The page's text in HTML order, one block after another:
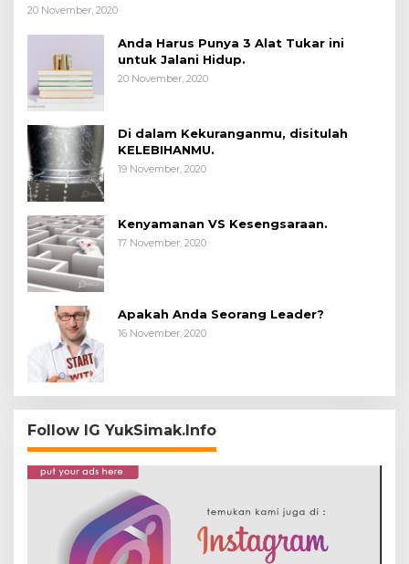
20 November, 2020
Anda Harus Punya 3 Alat Tukar ini
untuk Jalani Hidup.
20 November, 2020
Di dalam Kekuranganmu, disitulah
KELEBIHANMU.
19 November, 2020
Kenyamanan VS Kesengsaraan.
17 November, 2020
Apakah Anda Seorang Leader?
16 November, 2020
Follow IG YukSimak.Info